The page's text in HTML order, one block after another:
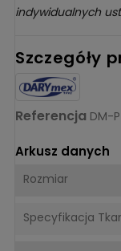
indywidualnych
Szczegóły
Referencja DM-
Arkusz danych
Rozmiar
Specyfikacja